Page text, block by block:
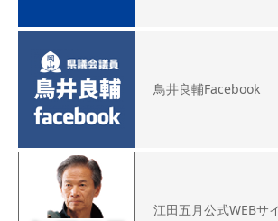
鳥井良輔Facebook
江田五月公式WEBサ